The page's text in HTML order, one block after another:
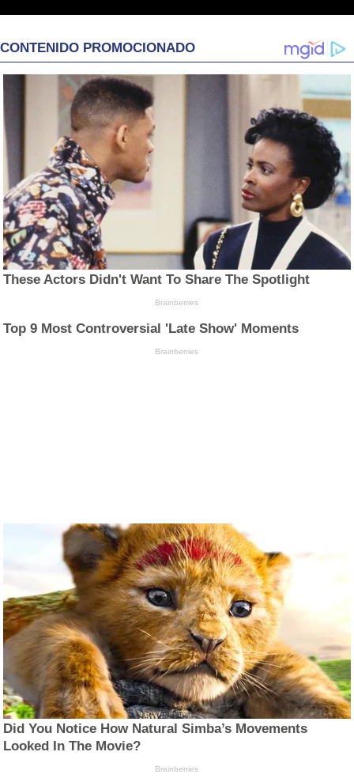
CONTENIDO PROMOCIONADO
These Actors Didn't Want To Share The Spotlight
Brainberries
Top 9 Most Controversial 'Late Show' Moments
Brainberries
Did You Notice How Natural Simba’s Movements
Looked In The Movie?
Brainberries